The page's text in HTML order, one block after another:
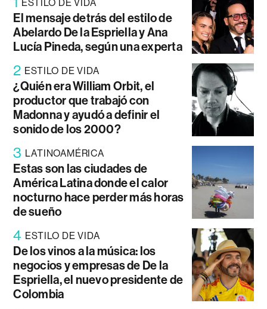
ESTILO DE VIDA
El mensaje detrás del estilo de
Abelardo De la Espriella y Ana
Lucía Pineda, según una experta
2 ESTILO DE VIDA
¿Quién era William Orbit, el
productor que trabajó con
Madonna y ayudó a definir el
sonido de los 2000?
3 LATINOAMÉRICA
Estas son las ciudades de
América Latina donde el calor
nocturno hace perder más horas
de sueño
4 ESTILO DE VIDA
De los vinos a la música: los
negocios y empresas de De la
Espriella, el nuevo presidente de
Colombia